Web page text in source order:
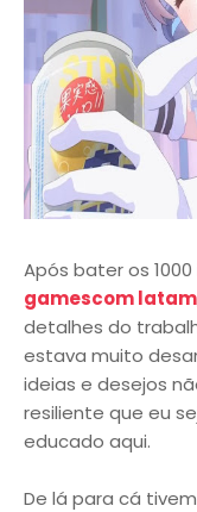
Após bater os
gamescom latam
detalhes do
estava muito
ideias e desejos
resiliente que eu
educado aqui.
De lá para cá